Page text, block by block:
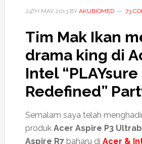
24TH MAY 2013BY AKUBIOMED 73
Tim Mak Ikan
drama king di
Intel “PLAYsure
Redefined”
Semalam saya telah
produk Acer Aspire P3
Aspire R7baharu di Acer &